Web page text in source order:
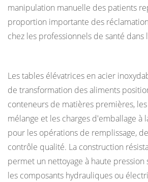
manipulation manuelle des patients
proportion importante des
chez les professionnels de santé dans
Les tables élévatrices en acier
de transformation des aliments
conteneurs de matières premières,
mélange et les charges d'emballage à
pour les opérations de remplissage,
contrôle qualité. La construction
permet un nettoyage à haute pression
les composants hydrauliques ou